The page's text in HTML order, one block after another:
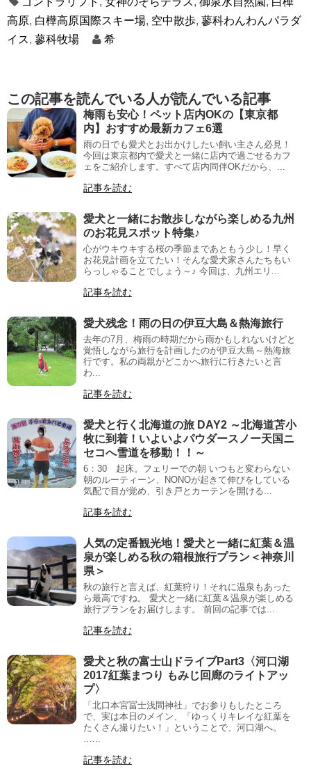
高原, 白樺高原国際スキー場, 空中散歩, 蓼科わんわんパラダ
イス, 蓼科牧場 希
この記事を読んでいる人が読んでいる記事
梅雨も安心！ペット店内OKの【東京都
内】おすすめ最新カフェ6選
雨の日でも愛犬とお出かけしたい飼い主さん必見！
今回は東京都内で愛犬と一緒に店内で過ごせるカフ
ェをご紹介します。すべて店内同伴OKだから、...
記事を読む
愛犬と一緒にお散歩しながら楽しめる九州
のお花見スポット特集♪
心がウキウキする桜の季節まであともう少し！早く
お花見計画を立てたい！そんな愛犬家さんたちもい
らっしゃることでしょう～♪ 今回は、九州エリ...
記事を読む
愛犬残念！雨の日の伊豆大島＆熱海旅行
去年の7月、梅雨の時期だから雨かもしれないけどと
覚悟しながら旅行を計画したのが伊豆大島～熱海旅
行です。私の両親がどこかへ旅行に行きたいと言
わ...
記事を読む
愛犬と行く北海道の旅 DAY2 ～北海道苫小
牧に到着！いよいよパウダースノー天国ニ
セコへ雪道を移動！！～
6：30 起床。フェリーでの朝 いつもと変わらない
朝のルーティーン、NONOが起きて伸びをしている
気配で目が覚め、引き戸とカーテンを開ける...
記事を読む
人気の定番観光地！愛犬と一緒に紅葉＆温
泉が楽しめる秋の箱根旅行プラン＜神奈川
県＞
秋の旅行と言えば、紅葉狩り！それに温泉もあった
ら最高ですね。 愛犬と一緒に紅葉＆温泉が楽しめる
旅行プランをお届けします。 前回の記事では...
記事を読む
愛犬と秋の富士山ドライブPart3〈河口湖
2017紅葉まつり もみじ回廊のライトアッ
プ〉
「北口本宮冨士浅間神社」でお参りもしたところ
で、実は本日のメイン、「ゆっくりキレイな紅葉を
たくさん撮りたい！」ということで、河口湖へ。
記事を読む